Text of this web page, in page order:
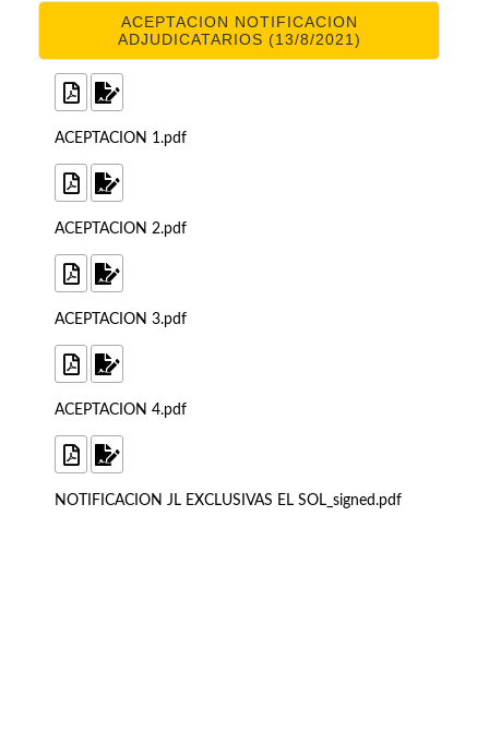
ACEPTACION NOTIFICACION
ADJUDICATARIOS (13/8/2021)
ACEPTACION 1.pdf
ACEPTACION 2.pdf
ACEPTACION 3.pdf
ACEPTACION 4.pdf
NOTIFICACION JL EXCLUSIVAS EL SOL_signed.pdf